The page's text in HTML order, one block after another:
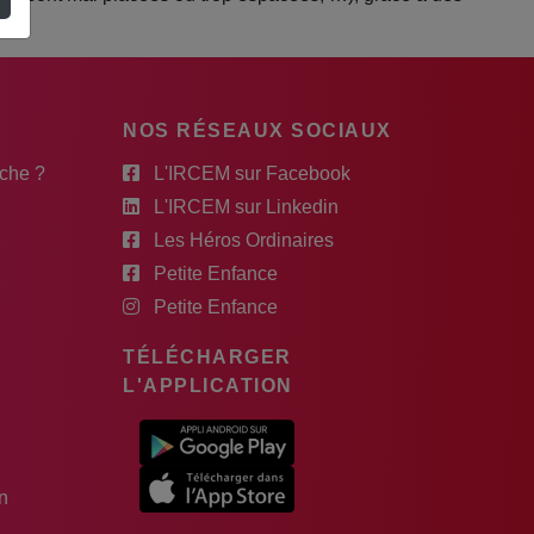
?
NOS RÉSEAUX SOCIAUX
L'IRCEM sur Facebook
L'IRCEM sur Linkedin
Les Héros Ordinaires
Petite Enfance
Petite Enfance
TÉLÉCHARGER
L'APPLICATION